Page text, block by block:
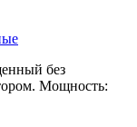
без
Мощность: